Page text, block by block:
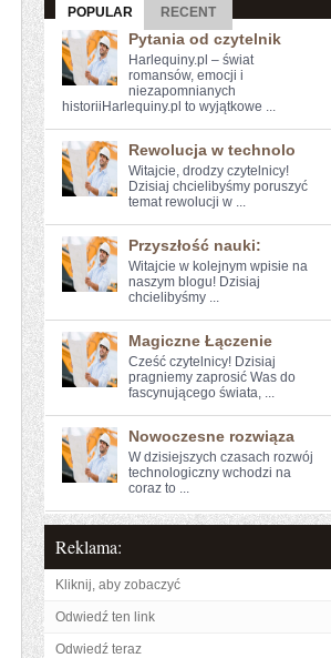
POPULAR RECENT
Pytania od czytelnik
Harlequiny.pl – świat
romansów, emocji i
niezapomnianych
historiiHarlequiny.pl to wyjątkowe ...
Rewolucja w technolo
Witajcie, drodzy⁤ czytelnicy!
Dzisiaj ​chcielibyśmy poruszyć
temat rewolucji w ...
Przyszłość nauki:
Witajcie w kolejnym wpisie na
naszym‍ blogu! Dzisiaj
chcielibyśmy ...
Magiczne Łączenie
Cześć ​czytelnicy! Dzisiaj
pragniemy zaprosić Was do
fascynującego świata, ...
Nowoczesne rozwiąza
W dzisiejszych czasach rozwój
technologiczny wchodzi na
coraz to ...
Reklama:
Kliknij, aby zobaczyć
Odwiedź ten link
Odwiedź teraz